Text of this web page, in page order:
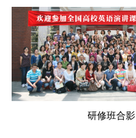
研修班合影